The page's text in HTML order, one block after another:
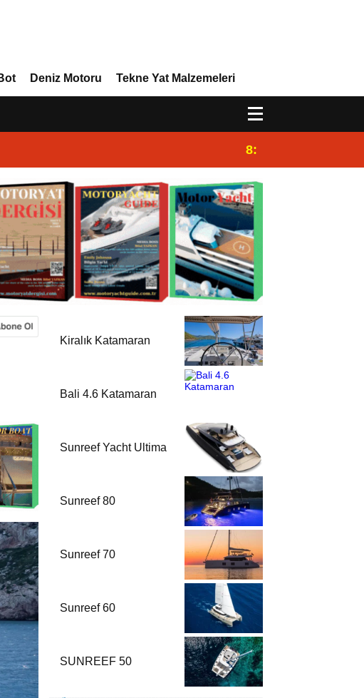
Deniz Motoru Tekne Yat Malzemeleri
8:29
Kiralık Katamaran
Bali 4.6 Katamaran
Sunreef Yacht Ultima
Sunreef 80
Sunreef 70
Sunreef 60
SUNREEF 50